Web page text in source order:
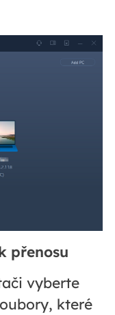
přenosu
vyberte
které